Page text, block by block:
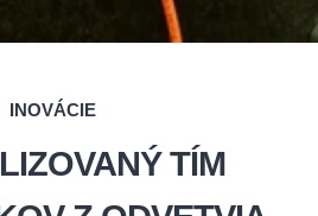
INOVÁCIE
TÍM